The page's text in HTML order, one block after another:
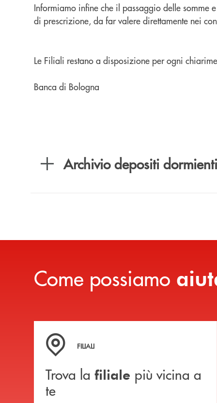
Informiamo infine che il passaggio delle
di prescrizione, da far valere direttamente nei
Le Filiali restano a disposizione per ogni
Banca di Bologna
Archivio depositi dormienti
Come possiamo
Trova la filiale più vicina a te
FILIALI
Trova la filiale più vicina a
te